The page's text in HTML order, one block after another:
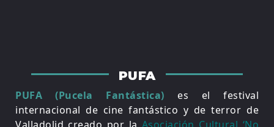
PUFA
PUFA (Pucela Fantástica) es el festival
internacional de cine fantástico y de terror de